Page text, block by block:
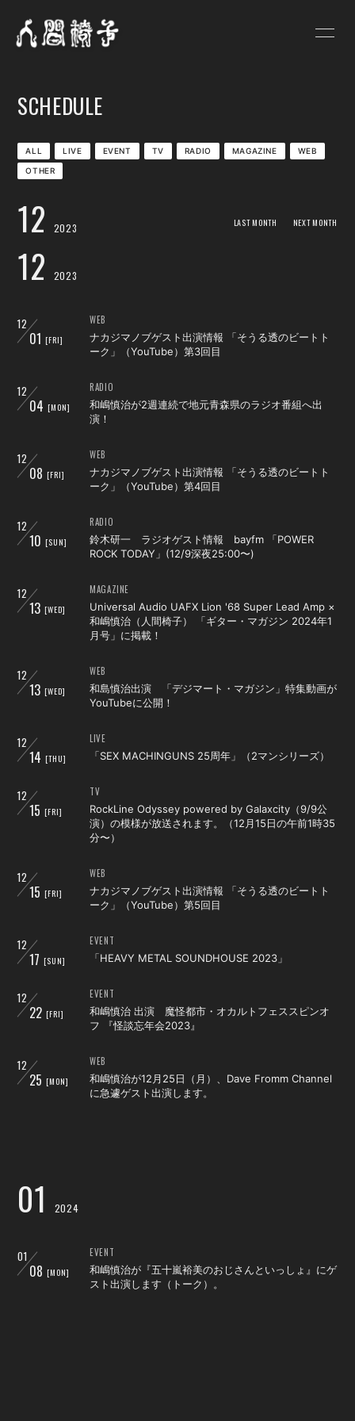
SCHEDULE
VIDEO
DISCOGRAPHY
人間椅子画報
遺言状放送
PHOTO
会員登録 ログイン
SCHEDULE
ALL LIVE EVENT TV RADIO MAGAZINE WEB
OTHER
12 2023 LAST MONTH NEXT MONTH
12 2023
12
01 [FRI]
WEB
ナカジマノブゲスト出演情報 「そうる透のビートト
ーク」（YouTube）第3回目
12
04 [MON]
RADIO
和嶋慎治が2週連続で地元青森県のラジオ番組へ出
演！
12
08 [FRI]
WEB
ナカジマノブゲスト出演情報 「そうる透のビートト
ーク」（YouTube）第4回目
12
10 [SUN]
RADIO
鈴木研一 ラジオゲスト情報 bayfm 「POWER
ROCK TODAY」(12/9深夜25:00〜)
12
13 [WED]
MAGAZINE
Universal Audio UAFX Lion '68 Super Lead Amp ×
和嶋慎治（人間椅子） 「ギター・マガジン 2024年1
月号」に掲載！
12
13 [WED]
WEB
和島慎治出演 「デジマート・マガジン」特集動画が
YouTubeに公開！
12
14 [THU]
LIVE
「SEX MACHINGUNS 25周年」（2マンシリーズ）
12
15 [FRI]
TV
RockLine Odyssey powered by Galaxcity（9/9公
演）の模様が放送されます。（12月15日の午前1時35
分〜）
12
15 [FRI]
WEB
ナカジマノブゲスト出演情報 「そうる透のビートト
ーク」（YouTube）第5回目
12
17 [SUN]
EVENT
「HEAVY METAL SOUNDHOUSE 2023」
12
22 [FRI]
EVENT
和嶋慎治 出演 魔怪都市・オカルトフェススピンオ
フ 『怪談忘年会2023』
12
25 [MON]
WEB
和嶋慎治が12月25日（月）、Dave Fromm Channel
に急遽ゲスト出演します。
01 2024
01
08 [MON]
EVENT
和嶋慎治が『五十嵐裕美のおじさんといっしょ』にゲ
スト出演します（トーク）。